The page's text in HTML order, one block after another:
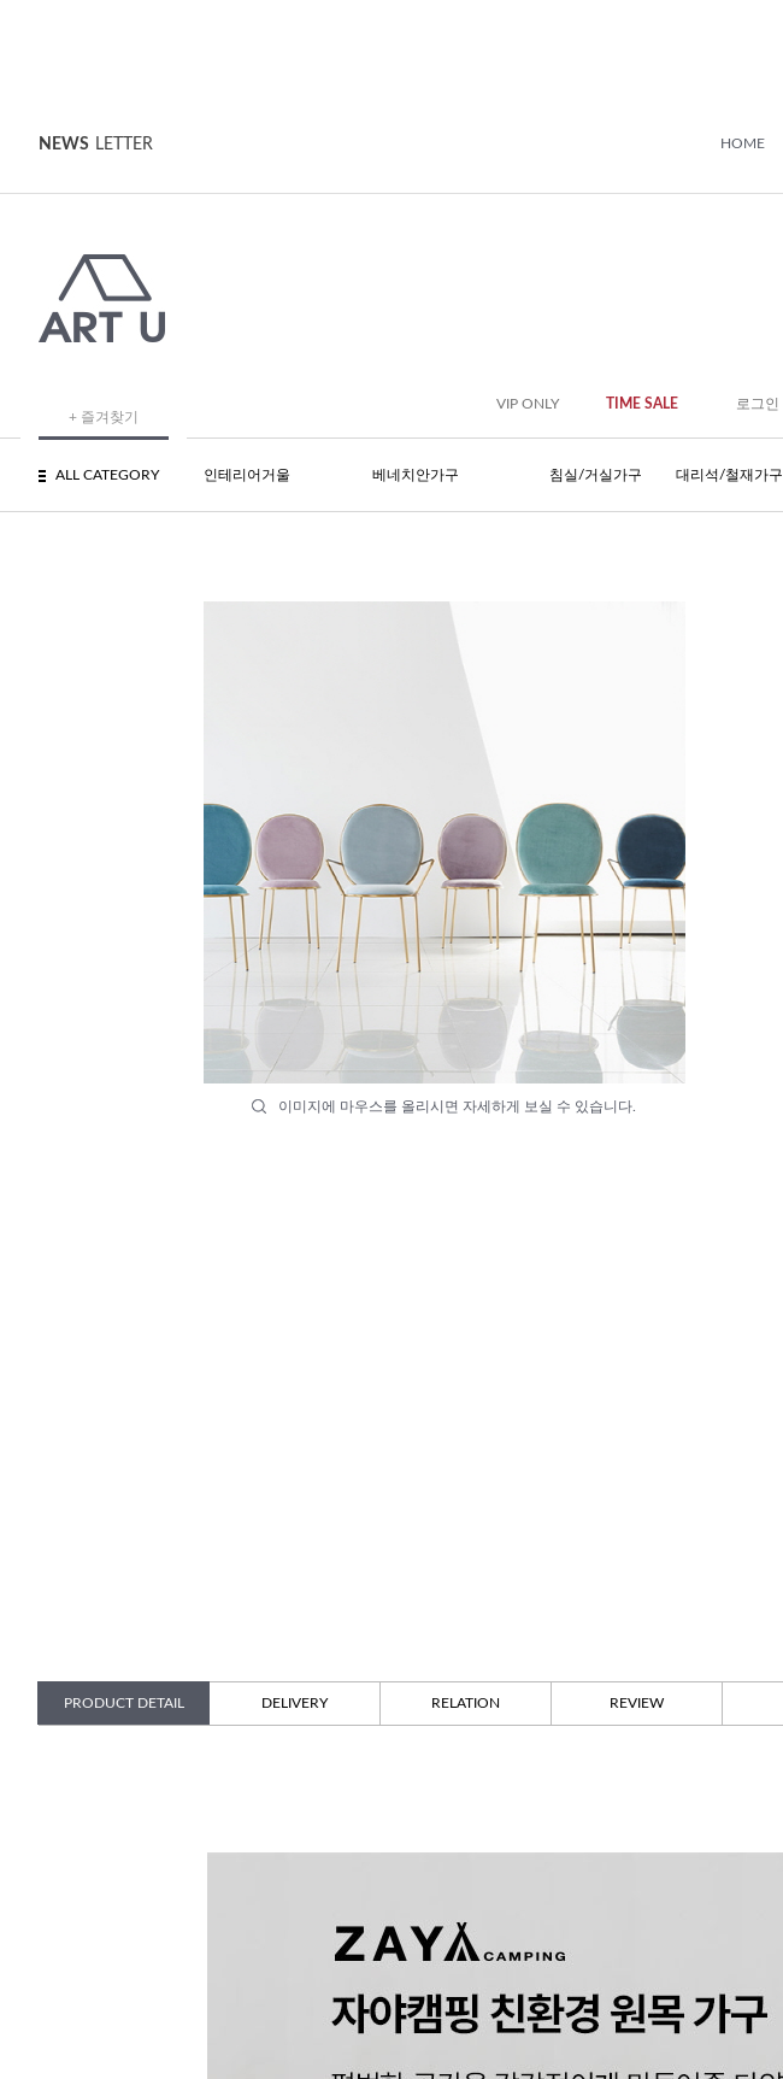
NEWS LETTER HOME
+ 즐겨찾기
VIP ONLY TIME SALE 로그인
ALL CATEGORY 인테리어거울 베네치안가구 침실/거실가구 대리석/철재가구
이미지에 마우스를 올리시면 자세하게 보실 수 있습니다.
PRODUCT DETAIL DELIVERY RELATION REVIEW